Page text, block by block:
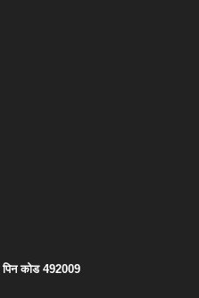
पिन कोड492009